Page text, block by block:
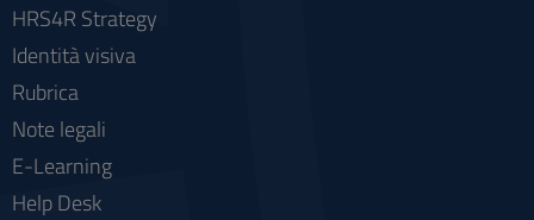
HRS4R Strategy
Identità visiva
Rubrica
Note legali
E-Learning
Help Desk